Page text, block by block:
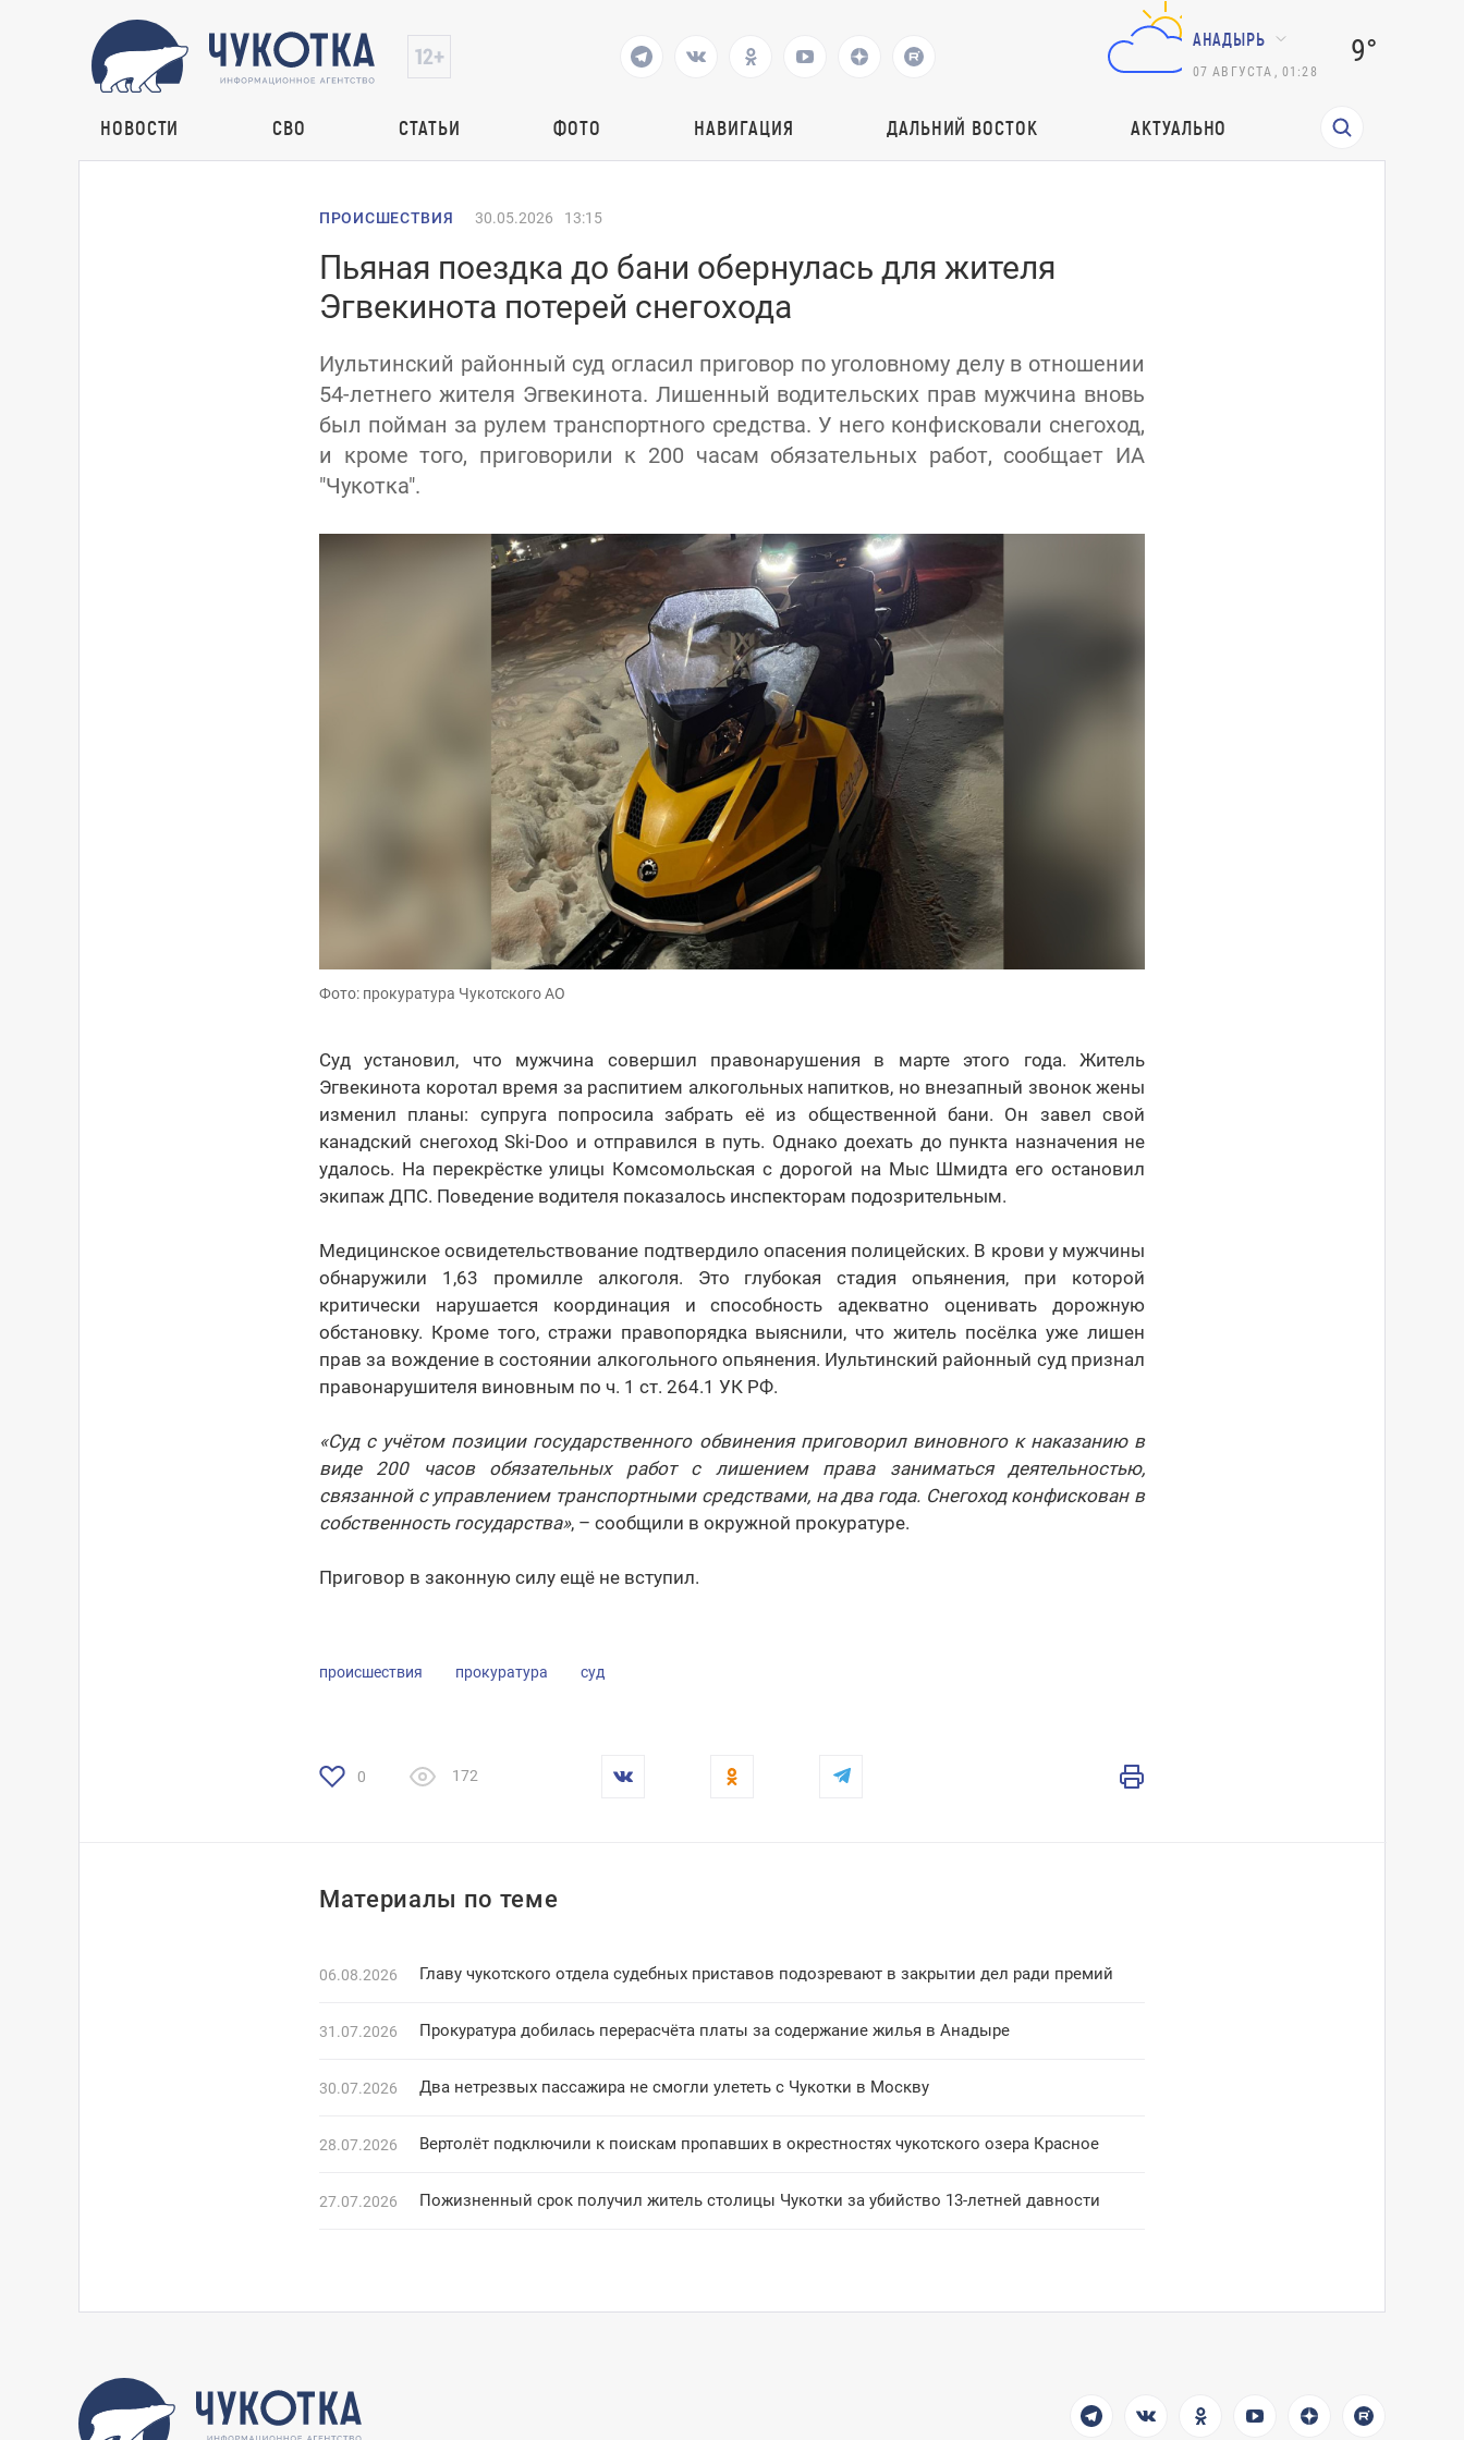
АНАДЫРЬ
07 АВГУСТА 01:28
9°
НОВОСТИ СВО СТАТЬИ ФОТО НАВИГАЦИЯ ДАЛЬНИЙ ВОСТОК АКТУАЛЬНО
ПРОИСШЕСТВИЯ 30.05.2026 13:15
Пьяная поездка до бани обернулась для жителя
Эгвекинота потерей снегохода
Иультинский районный суд огласил приговор по уголовному делу в отношении
54-летнего жителя Эгвекинота. Лишенный водительских прав мужчина вновь
был пойман за рулем транспортного средства. У него конфисковали снегоход,
и кроме того, приговорили к 200 часам обязательных работ, сообщает ИА
"Чукотка".
Фото: прокуратура Чукотского АО
Суд установил, что мужчина совершил правонарушения в марте этого года. Житель
Эгвекинота коротал время за распитием алкогольных напитков, но внезапный звонок жены
изменил планы: супруга попросила забрать её из общественной бани. Он завел свой
канадский снегоход Ski-Doo и отправился в путь. Однако доехать до пункта назначения не
удалось. На перекрёстке улицы Комсомольская с дорогой на Мыс Шмидта его остановил
экипаж ДПС. Поведение водителя показалось инспекторам подозрительным.
Медицинское освидетельствование подтвердило опасения полицейских. В крови у мужчины
обнаружили 1,63 промилле алкоголя. Это глубокая стадия опьянения, при которой
критически нарушается координация и способность адекватно оценивать дорожную
обстановку. Кроме того, стражи правопорядка выяснили, что житель посёлка уже лишен
прав за вождение в состоянии алкогольного опьянения. Иультинский районный суд признал
правонарушителя виновным по ч. 1 ст. 264.1 УК РФ.
«Суд с учётом позиции государственного обвинения приговорил виновного к наказанию в
виде 200 часов обязательных работ с лишением права заниматься деятельностью,
связанной с управлением транспортными средствами, на два года. Снегоход конфискован в
собственность государства», – сообщили в окружной прокуратуре.
Приговор в законную силу ещё не вступил.
происшествия прокуратура суд
0 172
Материалы по теме
06.08.2026 Главу чукотского отдела судебных приставов подозревают в закрытии дел ради премий
31.07.2026 Прокуратура добилась перерасчёта платы за содержание жилья в Анадыре
30.07.2026 Два нетрезвых пассажира не смогли улететь с Чукотки в Москву
28.07.2026 Вертолёт подключили к поискам пропавших в окрестностях чукотского озера Красное
27.07.2026 Пожизненный срок получил житель столицы Чукотки за убийство 13-летней давности